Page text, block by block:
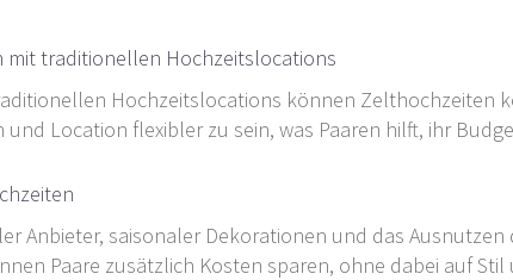
mit traditionellen Hochzeitslocations
Hochzeitslocations können Zelthochzeiten
und Location flexibler zu sein, was Paaren hilft, ihr
Anbieter, saisonaler Dekorationen und das
Paare zusätzlich Kosten sparen, ohne dabei auf Stil